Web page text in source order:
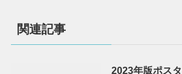
関連記事
2023年版ポス